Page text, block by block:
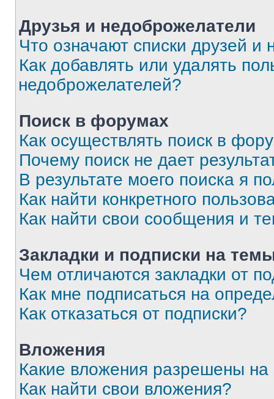
Друзья и недоброжелатели
Что означают списки друзей и
Как добавлять или удалять
недоброжелателей?
Поиск в форумах
Как осуществлять поиск в
Почему поиск не дает
В результате моего поиска я
Как найти конкретного
Как найти свои сообщения и
Закладки и подписки на
Чем отличаются закладки от
Как мне подписаться на
Как отказаться от подписки?
Вложения
Какие вложения разрешены
Как найти свои вложения?